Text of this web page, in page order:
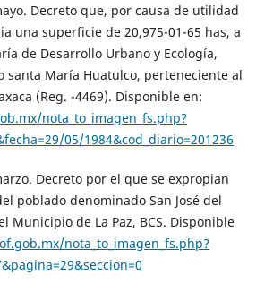
Decreto que, por causa de utilidad
una superficie de 20,975-01-65 has, a
de Desarrollo Urbano y Ecología,
santa María Huatulco, perteneciente al
(Reg. -4469). Disponible en:
nota_to_imagen_fs.php?
05/1984&cod_diario=201236
Decreto por el que se expropian
poblado denominado San José del
Municipio de La Paz, BCS. Disponible
nota_to_imagen_fs.php?